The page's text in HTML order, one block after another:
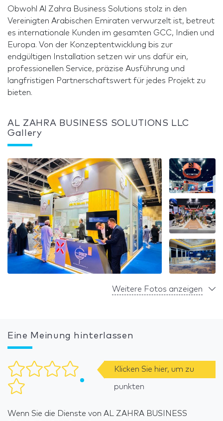
Obwohl Al Zahra Business Solutions stolz in den
Vereinigten Arabischen Emiraten verwurzelt ist, betreut
es internationale Kunden im gesamten GCC, Indien und
Europa. Von der Konzeptentwicklung bis zur
endgültigen Installation setzen wir uns dafür ein,
professionellen Service, präzise Ausführung und
langfristigen Partnerschaftswert für jedes Projekt zu
bieten.
AL ZAHRA BUSINESS SOLUTIONS LLC
Gallery
Weitere Fotos anzeigen
Eine Meinung hinterlassen
Klicken Sie hier, um zu
punkten
Wenn Sie die Dienste von AL ZAHRA BUSINESS